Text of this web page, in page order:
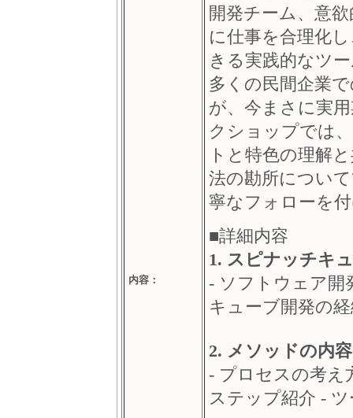
内容：
開発チーム、意
に仕事を合理化
きる実践的なツ
多くの民間企業
が、今まさに実
クショップでは
トと特色の理解
法の勘所につい
寧なフォローを
■詳細内容
1. スピナッチキ
- ソフトウェア開
キューブ開発の
2. メソッドの内容
- プロセスの考え
ステップ紹介 -